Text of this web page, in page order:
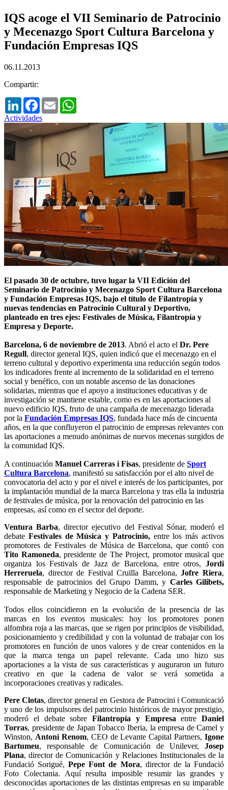
IQS acoge el VII Seminario de Patrocinio
y Mecenazgo Sport Cultura Barcelona y
Fundación Empresas IQS
06.11.2013
Compartir:
LinkedInFacebook
Email
Actividades
El pasado 30 de octubre, tuvo lugar la VII Edición del
Seminario de Patrocinio y Mecenazgo Sport Cultura Barcelona
y Fundación Empresas IQS, bajo el título de Filantropía y
nuevas tendencias en Patrocinio Cultural y Deportivo,
planteado en tres ejes: Festivales de Música, Filantropía y
Empresa y Deporte.
Barcelona, 6 de noviembre de 2013. Abrió el acto el Dr. Pere
Regull, director general IQS, quien indicó que el mecenazgo en el
terreno cultural y deportivo experimenta una reducción según todos
los indicadores frente al incremento de la solidaridad en el terreno
social y benéfico, con un notable ascenso de las donaciones
solidarias, mientras que el apoyo a instituciones educativas y de
investigación se mantiene estable, como es en las aportaciones al
nuevo edificio IQS, fruto de una campaña de mecenazgo liderada
por la Fundación Empresas IQS, fundada hace más de cincuenta
años, en la que confluyeron el patrocinio de empresas relevantes con
las aportaciones a menudo anónimas de nuevos mecenas surgidos de
la comunidad IQS.
A continuación Manuel Carreras i Fisas, presidente de Sport
Cultura Barcelona, manifestó su satisfacción por el alto nivel de
convocatoria del acto y por el nivel e interés de los participantes, por
la implantación mundial de la marca Barcelona y tras ella la industria
de festivales de música, por la renovación del patrocinio en las
empresas, así como en el sector del deporte.
Ventura Barba, director ejecutivo del Festival Sónar, moderó el
debate Festivales de Música y Patrocinio, entre los más activos
promotores de Festivales de Música de Barcelona, que contó con
Tito Ramoneda, presidente de The Project, promotor musical que
organiza los Festivals de Jazz de Barcelona, entre otros, Jordi
Herreruela, director de Festival Cruïlla Barcelona,Jofre Riera,
responsable de patrocinios del Grupo Damm, y Carles Gilibets,
responsable de Marketing y Negocio de la Cadena SER.
Todos ellos coincidieron en la evolución de la presencia de las
marcas en los eventos musicales: hoy los promotores ponen
alfombra roja a las marcas, que se rigen por principios de visibilidad,
posicionamiento y credibilidad y con la voluntad de trabajar con los
promotores en función de unos valores y de crear contenidos en la
que la marca tenga un papel relevante. Cada uno hizo sus
aportaciones a la vista de sus características y auguraron un futuro
creativo en que la cadena de valor se verá sometida a
incorporaciones creativas y radicales.
Pere Clotas, director general en Gestora de Patrocini i Comunicació
y uno de los impulsores del patrocinio históricos de mayor prestigio,
moderó el debate sobre Filantropía y Empresa entre Daniel
Torras, presidente de Japan Tobacco Iberia, la empresa de Camel y
Winston, Antoni Renom, CEO de Levante Capital Partners, Igone
Bartumeu, responsable de Comunicación de Unilever, Josep
Plana, director de Comunicación y Relaciones Institucionales de la
Fundació Sorigué,Pepe Font de Mora, director de la Fundació
Foto Colectania. Aquí resulta imposible resumir las grandes y
desconocidas aportaciones de las distintas empresas en su imparable